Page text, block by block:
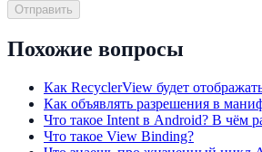
Отправить
Похожие вопросы
Как RecyclerView будет
Как объявлять разрешения в
Что такое Intent в Android? В чём
Что такое View Binding?